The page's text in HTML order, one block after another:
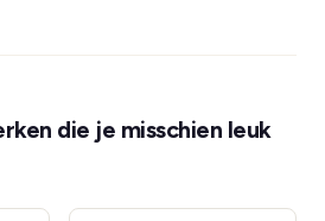
die je misschien leuk